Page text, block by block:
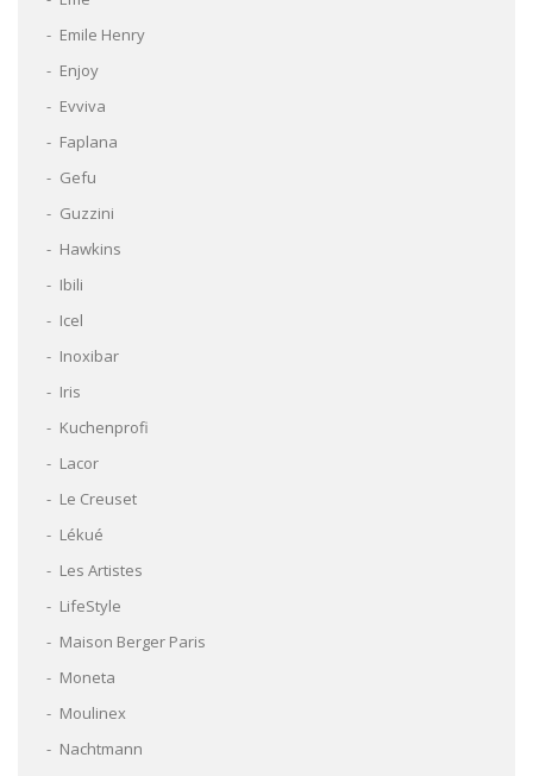
Emile Henry
Enjoy
Evviva
Faplana
Gefu
Guzzini
Hawkins
Ibili
Icel
Inoxibar
Iris
Kuchenprofi
Lacor
Le Creuset
Lékué
Les Artistes
LifeStyle
Maison Berger Paris
Moneta
Moulinex
Nachtmann